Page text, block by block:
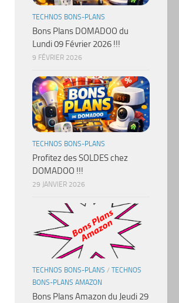
TECHNOS BONS-PLANS
Bons Plans DOMADOO du
Lundi 09 Février 2026 !!!
9 FÉVRIER 2026
TECHNOS BONS-PLANS
Profitez des SOLDES chez
DOMADOO !!!
29 JANVIER 2026
TECHNOS BONS-PLANS / TECHNOS
BONS-PLANS AMAZON
Bons Plans Amazon du Jeudi 29